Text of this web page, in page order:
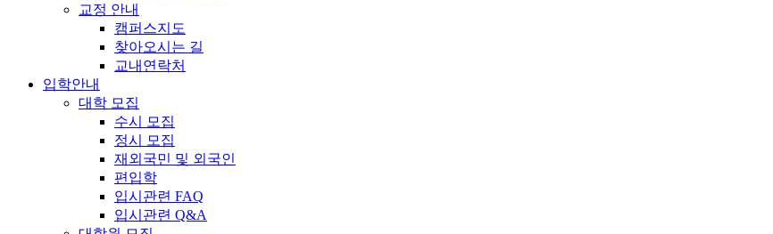
교정 안내
캠퍼스지도
찾아오시는 길
교내연락처
입학안내
대학 모집
수시 모집
정시 모집
재외국민 및 외국인
편입학
입시관련 FAQ
입시관련 Q&A